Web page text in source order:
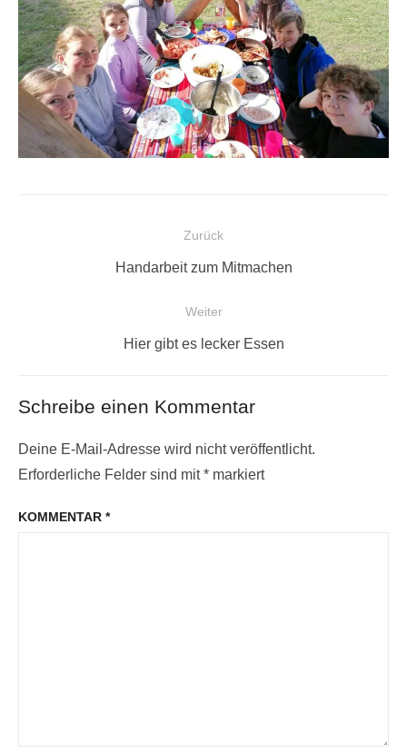
BeitragsnavigationZurück
Vorheriger
Handarbeit zum Mitmachen
Weiter
Nächster
Hier gibt es lecker Essen
Schreibe einen Kommentar
Deine E-Mail-Adresse wird nicht veröffentlicht.
Erforderliche Felder sind mit* markiert
KOMMENTAR *